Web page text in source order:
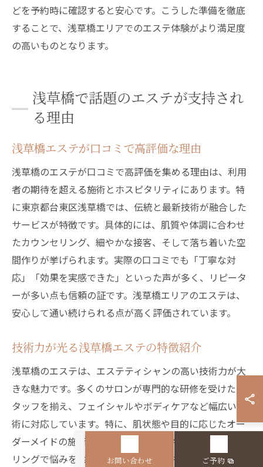
どを予約時に確認すると安心です。こうした準備を徹底
することで、浅草橋エリアでのエステ体験がより満足度
の高いものとなります。
浅草橋で話題のエステが支持され
る理由
浅草橋エステが口コミで高評価な理由
浅草橋のエステが口コミで高評価を集める理由は、利用
者の期待を超える施術とホスピタリティにあります。特
に東京都台東区浅草橋では、伝統と最新技術が融合した
サービスが特徴です。具体的には、肌質や体調に合わせ
たカウンセリング、細やかな接客、そして落ち着いた空
間作りが挙げられます。実際の口コミでも「丁寧な対
応」「効果を実感できた」といった声が多く、リピータ
ーが多い点も信頼の証です。浅草橋エリアのエステは、
安心して通い続けられる点が高く評価されています。
技術力が光る浅草橋エステの特徴紹介
浅草橋のエステは、エステティシャンの高い技術力が大
きな魅力です。多くのサロンが専門的な研修を受けたス
タッフを揃え、フェイシャルやボディケアなど幅広い施
術に対応しています。特に、肌状態や目的に応じたオー
ダーメイドの施術プランは人気です。施術前のカウンセ
リングで悩みを共有し、最適なケアを提案します。こう
お問い合わせ ご予約